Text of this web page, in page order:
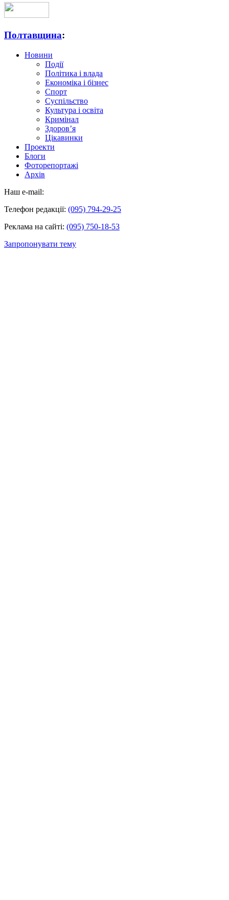
Полтавщина:
Новини
Події
Політика і влада
Економіка і бізнес
Спорт
Суспільство
Культура і освіта
Кримінал
Здоров’я
Цікавинки
Проекти
Блоги
Фоторепортажі
Архів
Наш e-mail:
Телефон редакції: (095) 794-29-25
Реклама на сайті: (095) 750-18-53
Запропонувати тему